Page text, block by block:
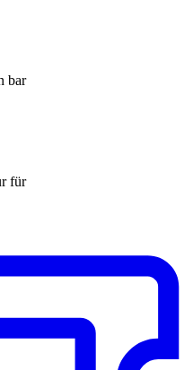
bar
für